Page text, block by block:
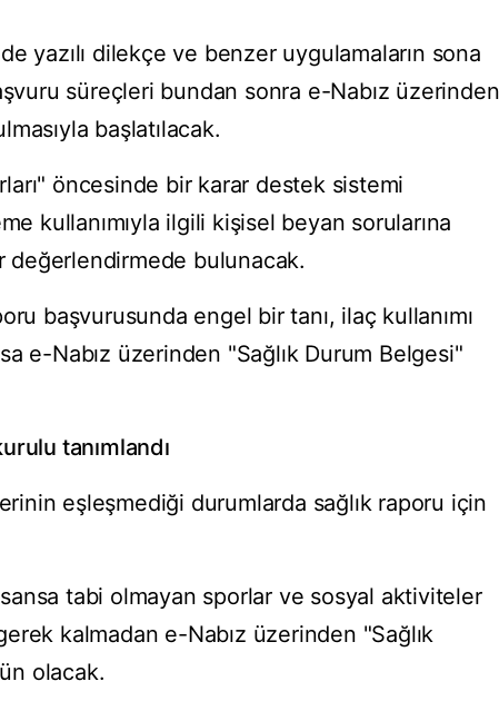
yazılı dilekçe ve benzer uygulamaların sona
süreçleri bundan sonra e-Nabız üzerinden
başlatılacak.
öncesinde bir karar destek sistemi
kullanımıyla ilgili kişisel beyan sorularına
değerlendirmede bulunacak.
başvurusunda engel bir tanı, ilaç kullanımı
e-Nabız üzerinden "Sağlık Durum Belgesi"
tanımlandı
eşleşmediği durumlarda sağlık raporu için
tabi olmayan sporlar ve sosyal aktiviteler
kalmadan e-Nabız üzerinden "Sağlık
olacak.